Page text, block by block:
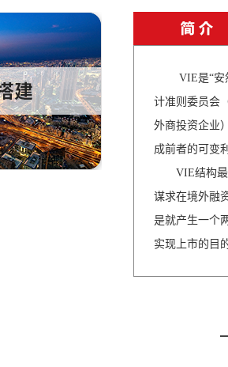
VIE是“安
计准则委员会
外商投资企业
成前者的可变
VIE结构最早
谋求在境外融
是就产生一个
实现上市的目